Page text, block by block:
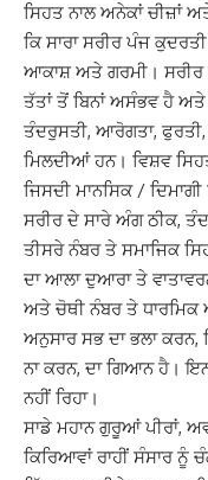
ਸਿਹਤ ਨਾਲ ਅਨੇਕਾਂ ਚੀਜ਼ਾਂ
ਕਿ ਸਾਰਾ ਸਰੀਰ ਪੰਜ
ਆਕਾਸ਼ ਅਤੇ ਗਰਮੀ। ਸਰੀਰ
ਤੱਤਾਂ ਤੋਂ ਬਿਨਾਂ ਅਸੰਭਵ ਹੈ
ਤੰਦਰੁਸਤੀ, ਆਰੋਗਤਾ, ਫੁਰਤੀ,
ਮਿਲਦੀਆਂ ਹਨ। ਵਿਸ਼ਵ
ਜਿਸਦੀ ਮਾਨਸਿਕ /
ਸਰੀਰ ਦੇ ਸਾਰੇ ਅੰਗ ਠੀਕ,
ਤੀਸਰੇ ਨੰਬਰ ਤੇ ਸਮਾਜਿਕ
ਦਾ ਆਲਾ ਦੁਆਰਾ ਤੇ
ਅਤੇ ਚੋਥੀ ਨੰਬਰ ਤੇ ਧਾਰਮਿਕ
ਅਨੁਸਾਰ ਸਭ ਦਾ ਭਲਾ ਕਰਨ,
ਨਾ ਕਰਨ, ਦਾ ਗਿਆਨ ਹੈ।
ਨਹੀਂ ਰਿਹਾ।
ਸਾਡੇ ਮਹਾਨ ਗੁਰੂਆਂ ਪੀਰਾਂ,
ਕਿਰਿਆਵਾਂ ਰਾਹੀਂ ਸੰਸਾਰ ਨੂੰ